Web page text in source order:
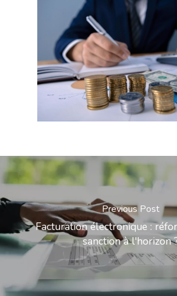
Previous Post
Facturation électronique :
sanction à l'horizon